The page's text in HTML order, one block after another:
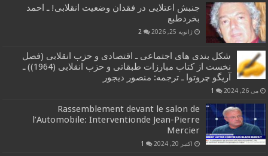
جنبش اعتلایی در فقدان وضعیت انقلابی! ـ احمد
بخردطبع
ژانویه 25, 2026 2
شکل بندی های اجتماعی ـ اقتصادی و حزب انقلابی (فصل
نخست از کتاب مبارزات طبقاتی و حزب انقلابی (1964)) ـ
آریگو چروتوا ـ ترجمه: منصور دیجور
می 26, 2024 1
Rassemblement devant le salon de
l’Automobile: Interventionde Jean-Pierre
Mercier
اکتبر 20, 2024 1